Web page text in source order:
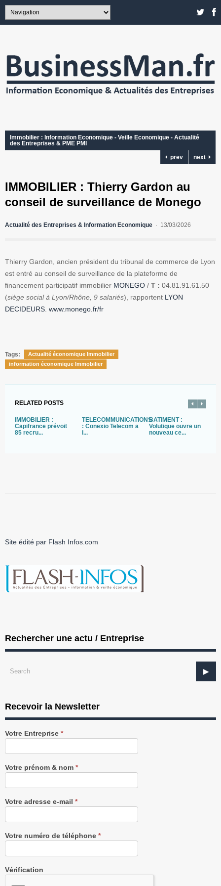
Immobilier : Information Economique - Veille Economique - Actualité
des Entreprises & PME PMI
prev
next
IMMOBILIER : Thierry Gardon au
conseil de surveillance de Monego
Actualité des Entreprises & Information Economique 13/03/2026
Thierry Gardon, ancien président du tribunal de commerce de Lyon
est entré au conseil de surveillance de la plateforme de
financement participatif immobilier MONEGO / T : 04.81.91.61.50
(siège social à Lyon/Rhône, 9 salariés), rapportent LYON
DECIDEURS. www.monego.fr/fr
Tags:
Actualité économique Immobilier
information économique Immobilier
RELATED POSTS
IMMOBILIER :
Capifrance prévoit
85 recru...
TELECOMMUNICATIONS
: Conexio Telecom a
i...
BATIMENT :
Volutique ouvre un
nouveau ce...
Site édité par Flash Infos.com
Rechercher une actu / Entreprise
Recevoir la Newsletter
Recevez
notre
gratuitement
Votre Entreprise *
Votre prénom & nom *
Votre adresse e-mail *
Votre numéro de téléphone *
Vérification